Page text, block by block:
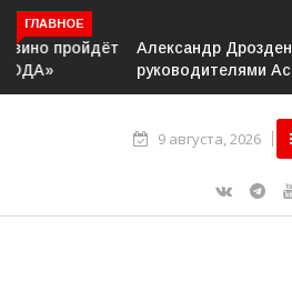
ГЛАВНОЕ
Александр Дрозденко провёл
руководителями Ассоциации
9 августа, 2026